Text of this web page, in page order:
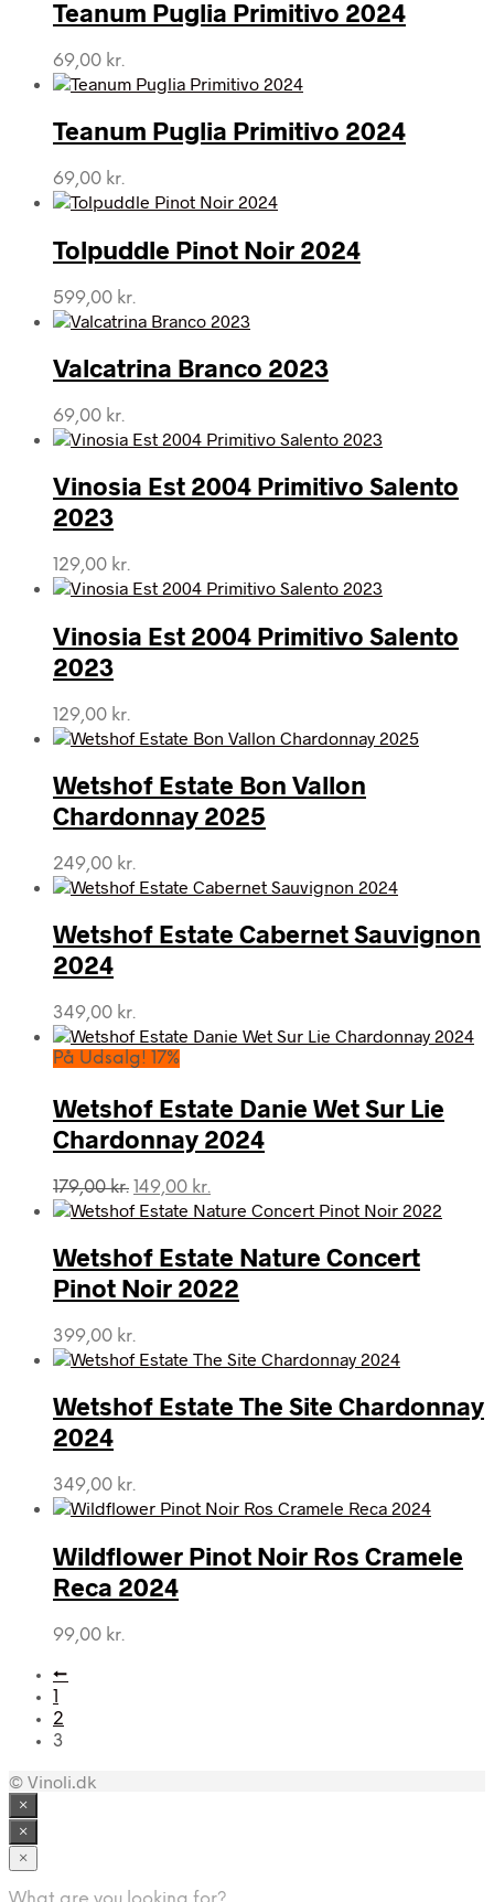
Teanum Puglia Primitivo 2024
69,00 kr.
Teanum Puglia Primitivo 2024
69,00 kr.
Tolpuddle Pinot Noir 2024
599,00 kr.
Valcatrina Branco 2023
69,00 kr.
Vinosia Est 2004 Primitivo Salento
2023
129,00 kr.
Vinosia Est 2004 Primitivo Salento
2023
129,00 kr.
Wetshof Estate Bon Vallon
Chardonnay 2025
249,00 kr.
Wetshof Estate Cabernet Sauvignon
2024
349,00 kr.
På Udsalg! 17%
Wetshof Estate Danie Wet Sur Lie
Chardonnay 2024
179,00kr. Den
oprindelige
var:
179,00 kr..
149,00 kr.
aktuelle
er:
149,00 kr..
Wetshof Estate Nature Concert
Pinot Noir 2022
399,00 kr.
Wetshof Estate The Site Chardonnay
2024
349,00 kr.
Wildflower Pinot Noir Ros Cramele
Reca 2024
99,00 kr.
←
1
2
3
© Vinoli.dk
×
×
×